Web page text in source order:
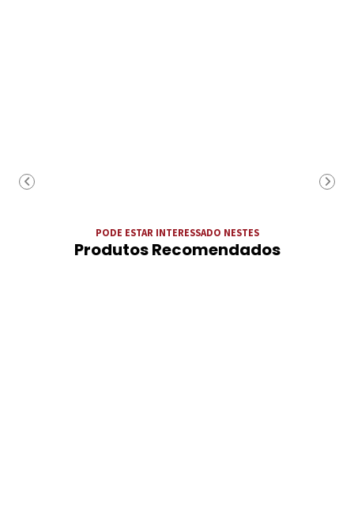
PODE ESTAR INTERESSADO NESTES
Produtos Recomendados